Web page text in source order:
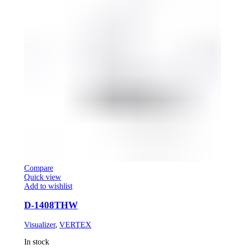
Compare
Quick view
Add to wishlist
D-1408THW
Visualizer, VERTEX
In stock